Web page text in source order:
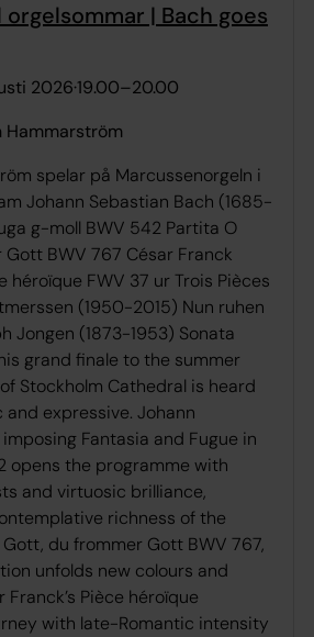
| Bach goes
2026·19.00–20.00
Hammarström
spelar på Marcussenorgeln i
Johann Sebastian Bach (1685-
g-moll BWV 542 Partita O
BWV 767 César Franck
héroïque FWV 37 ur Trois Pièces
(1950-2015) Nun ruhen
Jongen (1873-1953) Sonata
grand finale to the summer
Stockholm Cathedral is heard
expressive. Johann
imposing Fantasia and Fugue in
opens the programme with
and virtuosic brilliance,
richness of the
du frommer Gott BWV 767,
unfolds new colours and
Pièce héroïque
with late-Romantic intensity